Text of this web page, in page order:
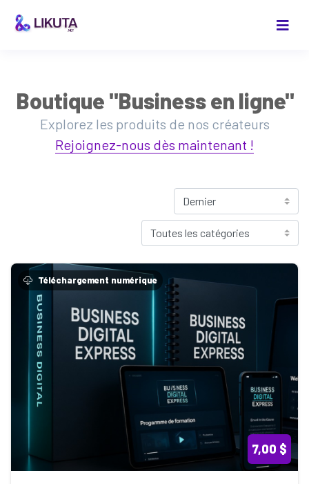
Boutique "Business en ligne"
Explorez les produits de nos créateurs
Rejoignez-nous dès maintenant !
Téléchargement numérique
7,00 $